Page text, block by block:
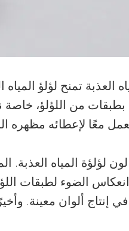
العذبة تمنح لؤلؤ
معًا لإعطائه مظهره
لؤلؤة المياه
الضوء لطبقات
ألوان معينة.